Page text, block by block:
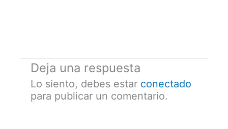
Deja una respuesta
Lo siento, debes estar conectado
para publicar un comentario.